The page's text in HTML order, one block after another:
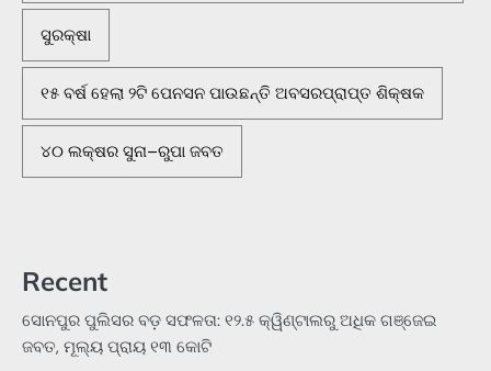
ସୁରକ୍ଷା
୧୫ ବର୍ଷ ହେଲା ୨ଟି ପେନସନ ପାଉଛନ୍ତି ଅବସରପ୍ରାପ୍ତ ଶିକ୍ଷକ
୪୦ ଲକ୍ଷର ସୁନା–ରୁପା ଜବତ
Recent
ସୋନପୁର ପୁଲିସର ବଡ଼ ସଫଳତା: ୧୨.୫ କ୍ୱିଣ୍ଟାଲରୁ ଅଧିକ ଗଞ୍ଜେଇ
ଜବତ, ମୂଲ୍ୟ ପ୍ରାୟ ୧୩ କୋଟି